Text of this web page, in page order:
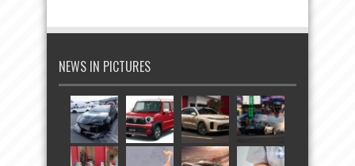
NEWS IN PICTURES